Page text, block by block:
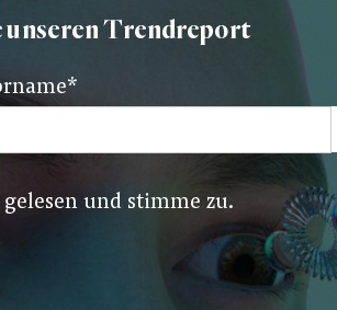
unseren Trendreport
*
gelesen und stimme zu.